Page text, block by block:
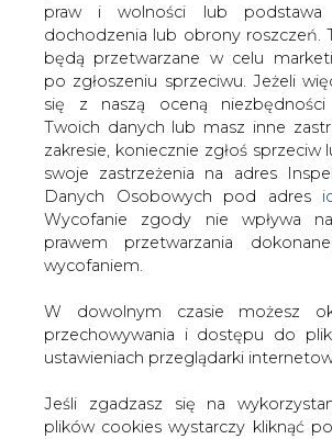
praw i wolności lub podstawa
dochodzenia lub obrony roszczeń.
będą przetwarzane w celu
po zgłoszeniu sprzeciwu. Jeżeli
się z naszą oceną niezbędności
Twoich danych lub masz inne
zakresie, koniecznie zgłoś sprzeciw
swoje zastrzeżenia na adres
Danych Osobowych pod adres
Wycofanie zgody nie wpływa
prawem przetwarzania
wycofaniem.
W dowolnym czasie możesz
przechowywania i dostępu do
ustawieniach przeglądarki
Jeśli zgadzasz się na
plików cookies wystarczy kliknąć
#Materiały problemowe #
ENERGII ELEKTRYCZNEJ
Artykuł powstał bez wsparcia narzędzi
Wydawca portalu CIRE zgadza się na
szkoleń treningowych LLM.
KOMENTARZE
TREŚĆ KOMENTARZA